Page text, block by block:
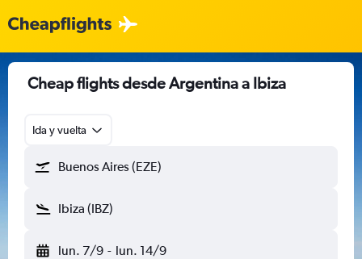
Cheap flights desde Argentina a Ibiza
Ida y vuelta
Buenos Aires (EZE)
Ibiza (IBZ)
lun. 7/9 - lun. 14/9